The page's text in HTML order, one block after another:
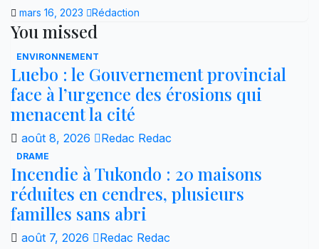
mars 16, 2023 Rédaction
You missed
ENVIRONNEMENT
Luebo : le Gouvernement provincial
face à l’urgence des érosions qui
menacent la cité
août 8, 2026 Redac Redac
DRAME
Incendie à Tukondo : 20 maisons
réduites en cendres, plusieurs
familles sans abri
août 7, 2026 Redac Redac